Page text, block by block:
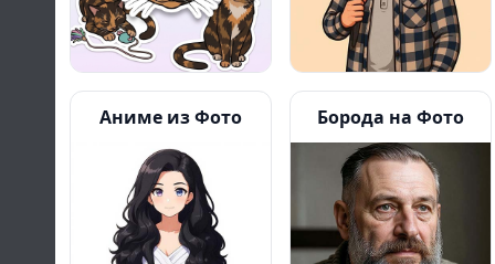
Аниме из Фото Борода на Фото